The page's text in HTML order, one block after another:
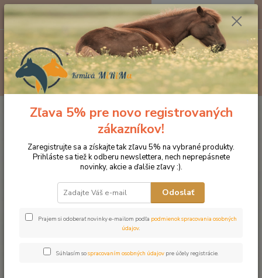
Menu
0ks
za0 €
Produkty DROMY Bylinné sirupy a oleje
Dromy pestrecový olej
1000 ml
Dromy pestrecový olej 1000 ml
Zľava 5% pre novo registrovaných
zákazníkov!
Zaregistrujte sa a získajte tak zľavu 5% na vybrané produkty.
Prihláste sa tiež k odberu newslettera, nech neprepásnete
novinky, akcie a ďalšie zľavy :).
Odoslať
Prajem si odoberať novinky e-mailom podľa podmienok spracovania osobných
údajov.
Súhlasím sospracovaním osobných údajov pre účely registrácie.